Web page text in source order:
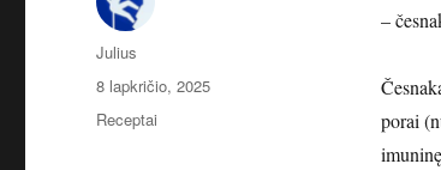
–
porai
Autorius
Julius
Paskelbta
8 lapkričio, 2025
Kategorijos
Receptai